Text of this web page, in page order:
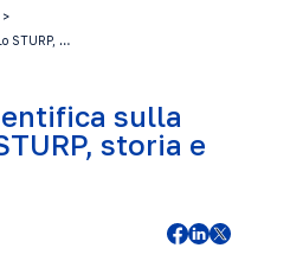
STURP, …
sulla
storia e